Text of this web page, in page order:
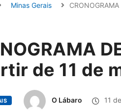
Minas Gerais
de 11 de
O Lábaro 11